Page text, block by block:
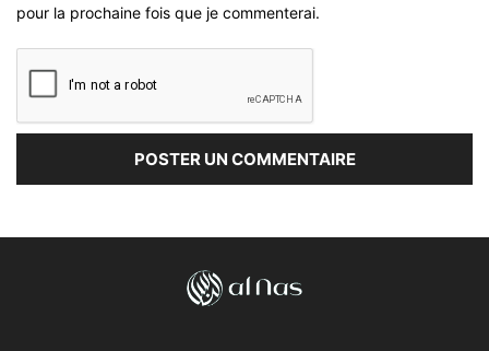
pour la prochaine fois que je commenterai.